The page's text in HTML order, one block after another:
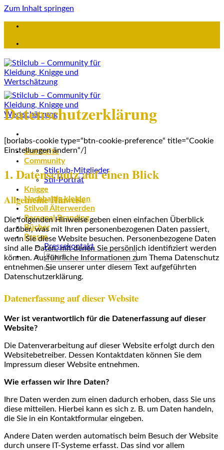
Zum Inhalt springen
Startseite
Community
Stilclub-Mitglieder
Stil-Porträt
Knigge
Nachhaltig kleiden
Stilvoll Älterwerden
Personal Branding
Bücher
Presse
Pressekontakt
Datenschutzerklärung
[borlabs-cookie type=“btn-cookie-preference“ title=“Cookie
Einstellungen ändern“/]
1. Datenschutz auf einen Blick
Allgemeine Hinweise
Die folgenden Hinweise geben einen einfachen Überblick
darüber, was mit Ihren personenbezogenen Daten passiert,
wenn Sie diese Website besuchen. Personenbezogene Daten
sind alle Daten, mit denen Sie persönlich identifiziert werden
können. Ausführliche Informationen zum Thema Datenschutz
entnehmen Sie unserer unter diesem Text aufgeführten
Datenschutzerklärung.
Datenerfassung auf dieser Website
Wer ist verantwortlich für die Datenerfassung auf dieser
Website?
Die Datenverarbeitung auf dieser Website erfolgt durch den
Websitebetreiber. Dessen Kontaktdaten können Sie dem
Impressum dieser Website entnehmen.
Wie erfassen wir Ihre Daten?
Ihre Daten werden zum einen dadurch erhoben, dass Sie uns
diese mitteilen. Hierbei kann es sich z. B. um Daten handeln,
die Sie in ein Kontaktformular eingeben.
Andere Daten werden automatisch beim Besuch der Website
durch unsere IT-Systeme erfasst. Das sind vor allem